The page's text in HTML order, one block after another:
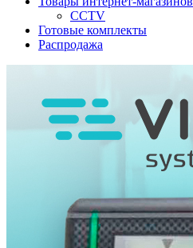
CCTV
Готовые комплекты
Распродажа